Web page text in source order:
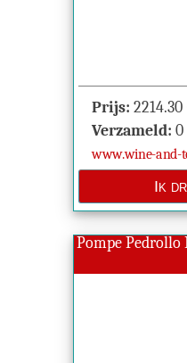
Prijs: 2214.30
Verzameld: 0
www.wine-and-
Pompe Pedrollo